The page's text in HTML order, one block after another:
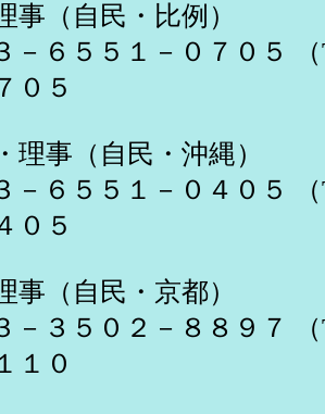
事（自民・比例）
－６５５１－０７０５
０５
理事（自民・沖縄）
－６５５１－０４０５
０５
事（自民・京都）
－３５０２－８８９７
１０